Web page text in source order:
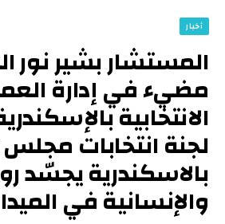
أخبار
المستشار بشير نور
مضيء في إدارة
الانتخابية
لجنة انتخابات
بالاسكندرية يجسّد
والإنسانية في